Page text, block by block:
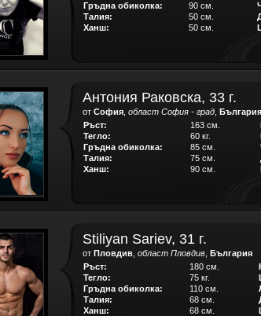
Гръдна обиколка:
90 см.
Талия:
50 см.
Ханш:
50 см.
Антония Раковска, 33 г.
от София област София - град България
Ръст:
163 см.
Тегло:
60 кг.
Гръдна обиколка:
85 см.
Талия:
75 см.
Ханш:
90 см.
Stiliyan Sariev, 31 г.
от Пловдив област Пловдив България
Ръст:
180 см.
Тегло:
75 кг.
Гръдна обиколка:
110 см.
Талия:
68 см.
Ханш:
68 см.